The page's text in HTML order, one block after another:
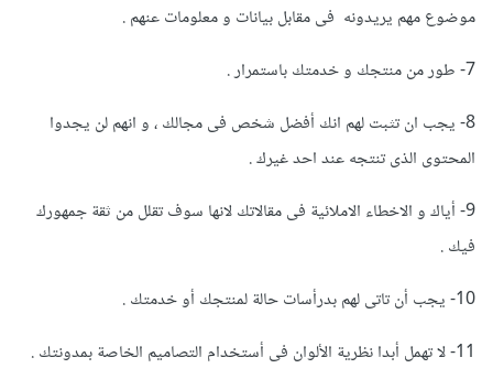
موضوع مهم يريدونه فى مقابل بيانات و معلومات عنهم .
7- طور من منتجك و خدمتك باستمرار .
8- يجب ان تثبت لهم انك أفضل شخص فى مجالك ، و انهم لن يجدوا
المحتوى الذى تنتجه عند احد غيرك .
9- أياك و الاخطاء الاملائية فى مقالاتك لانها سوف تقلل من ثقة جمهورك
فيك .
10- يجب أن تاتى لهم بدرأسات حالة لمنتجك أو خدمتك .
11- لا تهمل أبدا نظرية الألوان فى أستخدام التصاميم الخاصة بمدونتك .